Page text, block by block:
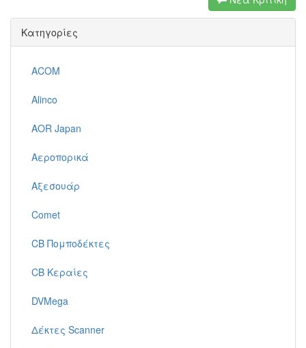
Κατηγορίες
ACOM
Alinco
AOR Japan
Αεροπορικά
Αξεσουάρ
Comet
CB Πομποδέκτες
CB Κεραίες
DVMega
Δέκτες Scanner